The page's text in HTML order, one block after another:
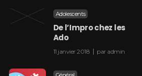
Adolescents
De l’Impro chez les
Ado
11 janvier 2018 par admin